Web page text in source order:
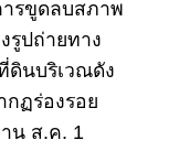
รขูดลบสภาพ
รูปถ่ายทาง
ดินบริเวณดัง
ฏร่องรอย
น ส.ค. 1